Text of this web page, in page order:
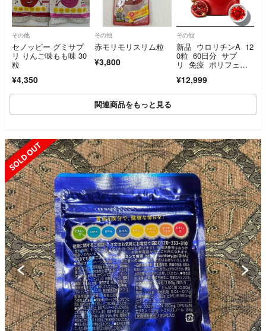
その他
セノッピー グミサプ
リ りんご味もも味 30
粒
¥4,350
その他
赤モリモリスリム粒
¥3,800
その他
新品 ウロリチンA 12
0粒 60日分 サプ
リ 免疫 ポリフェノ
ロ エラグ酸 ミトコ
ンドリア
¥12,999
関連商品をもっと見る
SOLD OUT